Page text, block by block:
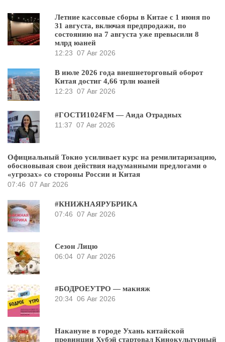
Летние кассовые сборы в Китае с 1 июня по
31 августа, включая предпродажи, по
состоянию на 7 августа уже превысили 8
млрд юаней
12:23 07 Авг 2026
В июле 2026 года внешнеторговый оборот
Китая достиг 4,66 трлн юаней
12:23 07 Авг 2026
#ГОСТИ1024FM — Аида Отрадных
11:37 07 Авг 2026
Официальный Токио усиливает курс на ремилитаризацию,
обосновывая свои действия надуманными предлогами о
«угрозах» со стороны России и Китая
07:46 07 Авг 2026
#КНИЖНАЯРУБРИКА
07:46 07 Авг 2026
Сезон Лицю
06:04 07 Авг 2026
#БОДРОЕУТРО — макияж
20:34 06 Авг 2026
Накануне в городе Ухань китайской
провинции Хубэй стартовал Кинокультурный